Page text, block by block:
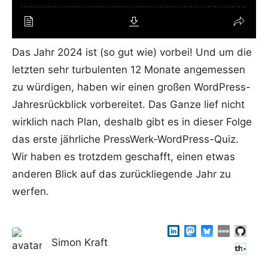
Das Jahr 2024 ist (so gut wie) vorbei! Und um die
letzten sehr turbulenten 12 Monate angemessen
zu würdigen, haben wir einen großen WordPress-
Jahresrückblick vorbereitet. Das Ganze lief nicht
wirklich nach Plan, deshalb gibt es in dieser Folge
das erste jährliche PressWerk-WordPress-Quiz.
Wir haben es trotzdem geschafft, einen etwas
anderen Blick auf das zurückliegende Jahr zu
werfen.
Simon Kraft